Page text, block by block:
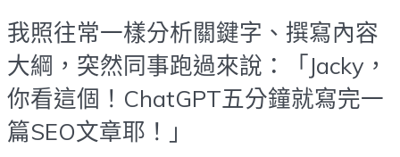
我照往常一樣分析關鍵字、撰寫內容
大綱，突然同事跑過來說：「Jacky，
你看這個！ChatGPT五分鐘就寫完一
篇SEO文章耶！」